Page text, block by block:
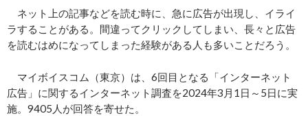
ネット上の記事などを読む時に、急に広告が出現し、イライ
ラすることがある。間違ってクリックしてしまい、長々と広告
を読むはめになってしまった経験がある人も多いことだろう。
マイボイスコム（東京）は、6回目となる「インターネット
広告」に関するインターネット調査を2024年3月1日～5日に実
施。9405人が回答を寄せた。